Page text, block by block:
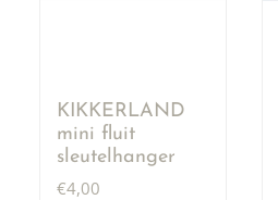
KIKKERLAND
mini fluit
sleutelhanger
€4,00